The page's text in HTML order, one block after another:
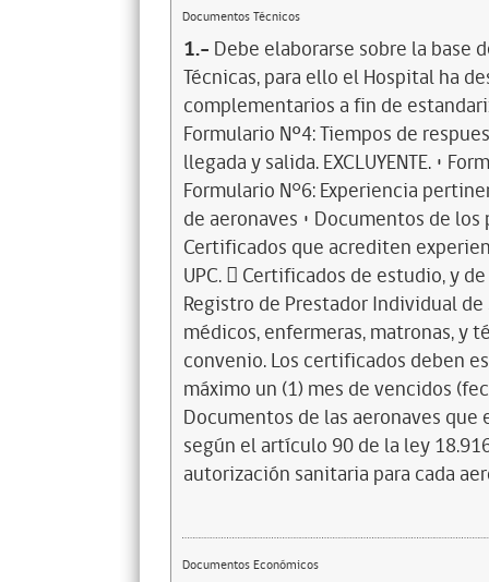
Documentos Técnicos
1.- Debe elaborarse sobre la base
Técnicas, para ello el Hospital ha
complementarios a fin de
Formulario Nº4: Tiempos de
llegada y salida. EXCLUYENTE. •
Formulario N°6: Experiencia
de aeronaves • Documentos de
Certificados que acrediten
UPC.  Certificados de estudio, y
Registro de Prestador Individual
médicos, enfermeras, matronas, y
convenio. Los certificados deben
máximo un (1) mes de vencidos
Documentos de las aeronaves
según el artículo 90 de la ley
autorización sanitaria para cada
Documentos Económicos